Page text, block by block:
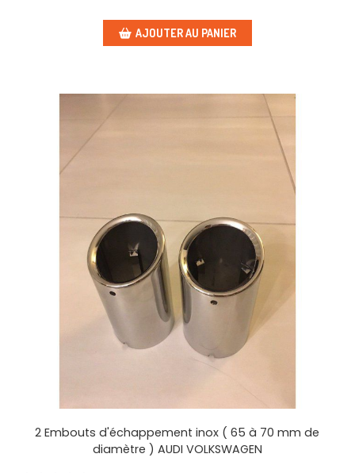
AJOUTER AU PANIER
2 Embouts d'échappement inox ( 65 à 70 mm de
diamètre ) AUDI VOLKSWAGEN